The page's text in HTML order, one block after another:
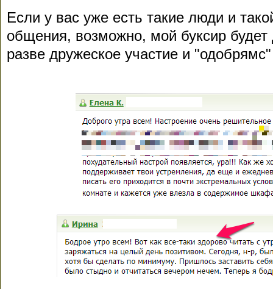
Если у вас уже есть такие люди и
общения, возможно, мой буксир
разве дружеское участие и